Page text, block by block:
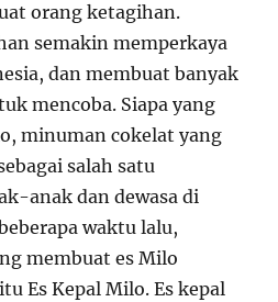
orang ketagihan.
semakin memperkaya
dan membuat banyak
mencoba. Siapa yang
minuman cokelat yang
salah satu
anak dan dewasa di
waktu lalu,
membuat es Milo
Es Kepal Milo. Es kepal